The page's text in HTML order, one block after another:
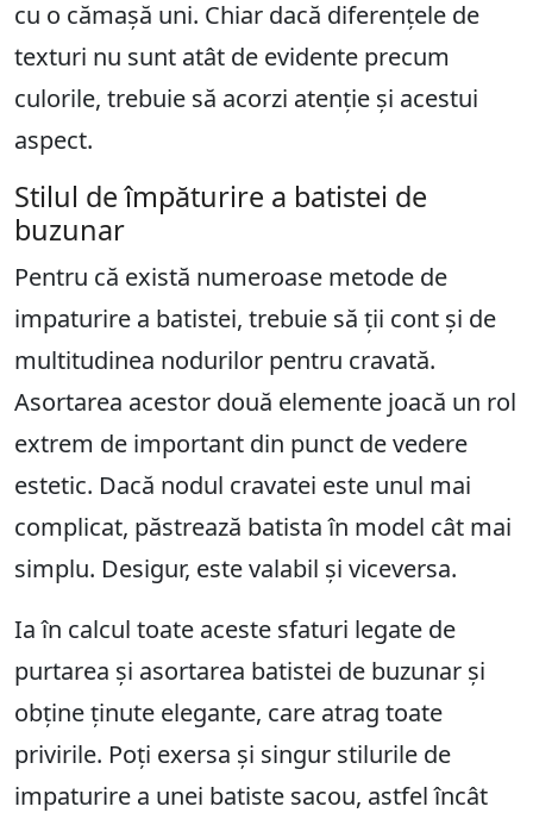
cu o cămașă uni. Chiar dacă diferențele de
texturi nu sunt atât de evidente precum
culorile, trebuie să acorzi atenție și acestui
aspect.
Stilul de împăturire a batistei de
buzunar
Pentru că există numeroase metode de
impaturire a batistei, trebuie să ții cont și de
multitudinea nodurilor pentru cravată.
Asortarea acestor două elemente joacă un rol
extrem de important din punct de vedere
estetic. Dacă nodul cravatei este unul mai
complicat, păstrează batista în model cât mai
simplu. Desigur, este valabil și viceversa.
Ia în calcul toate aceste sfaturi legate de
purtarea și asortarea batistei de buzunar și
obține ținute elegante, care atrag toate
privirile. Poți exersa și singur stilurile de
impaturire a unei batiste sacou, astfel încât